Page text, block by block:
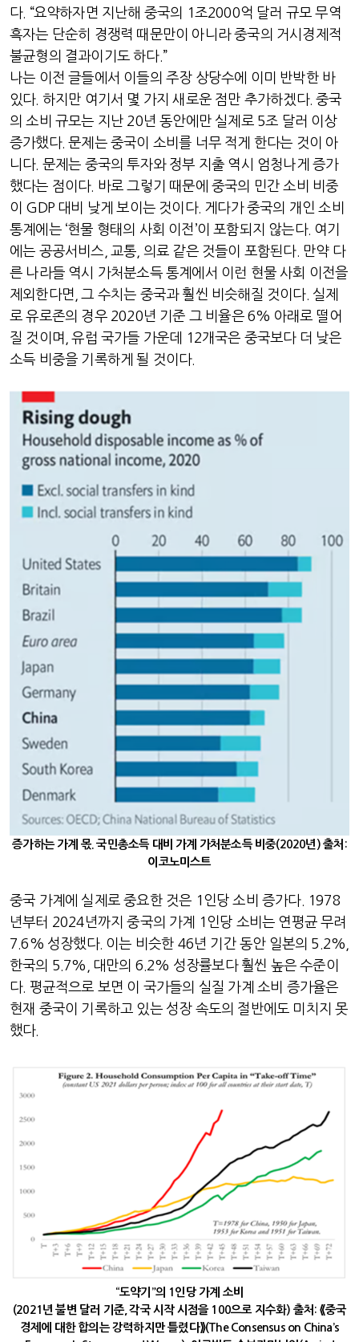
다. “요약하자면 지난해 중국의 1 조2000억 달러 규모 무역
흑자는 단순히 경쟁력 때문만이 아니라 중국의 거시경제적
불균형의 결과이기도 하다.”
나는 이전 글들에서 이들의 주장 상당수에 이미 반박한 바
있다. 하지만 여기서 몇 가지 새로운 점만 추가하겠다.중국
의 소비 규모는 지난 20년 동안에만 실제로 5조 달러 이상
증가했다.문제는 중국이 소비를 너무 적게 한다는 것이 아
니다. 문제는 중국의 투자와 정부 지출 역시 엄청나게 증가
했다는 점이다. 바로 그렇기 때문에 중국의 민간 소비 비중
이 GDP 대비 낮게 보이는 것이다. 게다가 중국의 개인 소비
통계에는 ‘현물 형태의 사회 이전 ’이 포함되지 않는다. 여기
에는 공공서비스 ,교통 의료 같은 것들이 포함된다. 만약 다
른 나라들 역시 가처분소득 통계에서 이런 현물 사회 이전을
제외한다면 ,그 수치는 중국과 훨씬 비슷해질 것이다. 실제
로 유로존의 경우 2020년 기준 그 비율은6% 아래로 떨어
질 것이며
,유럽 국가들 가운데 12개국은 중국보다 더 낮은
소득 비중을 기록하게 될 것이다.
증가하는 가계 몫. 국민총소득 대비 가계 가처분소득 비중(2020년) 출처 :
이코노미스트
중국 가계에 실제로 중요한 것은 1 인당 소비 증가다. 1978
년부터 2024년까지 중국의 가계 1 인당 소비는 연평균 무려
7.6% 성장했다. 이는 비슷한 46년 기간 동안 일본의 5.2%,
한국의 5.7%, 대만의 6.2% 성장률보다 훨씬 높은 수준이
다. 평균적으로 보면 이 국가들의 실질 가계 소비 증가율은
현재 중국이 기록하고 있는 성장 속도의 절반에도 미치지 못
했다.
“도약기”의 1인당 가계 소비
(2021년 불변 달러 기준, 각국 시작 시점을 100으로 지수화) 출처 : ⟪중국
경제에 대한 합의는 강력하지만 틀렸다⟫(The Consensus on China’s